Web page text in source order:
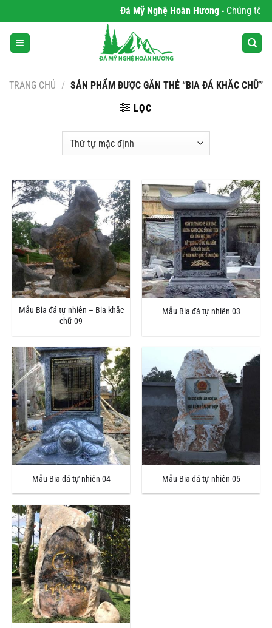
qua
nội
dung
Đá Mỹ Nghệ Hoàn Hương- Chúng tôi
TRANG CHỦ / SẢN PHẨM ĐƯỢC GẮN THẺ “BIA ĐÁ KHẮC CHỮ”
LỌC
Mẫu Bia đá tự nhiên – Bia khắc
chữ 09
Mẫu Bia đá tự nhiên 03
Mẫu Bia đá tự nhiên 04 Mẫu Bia đá tự nhiên 05